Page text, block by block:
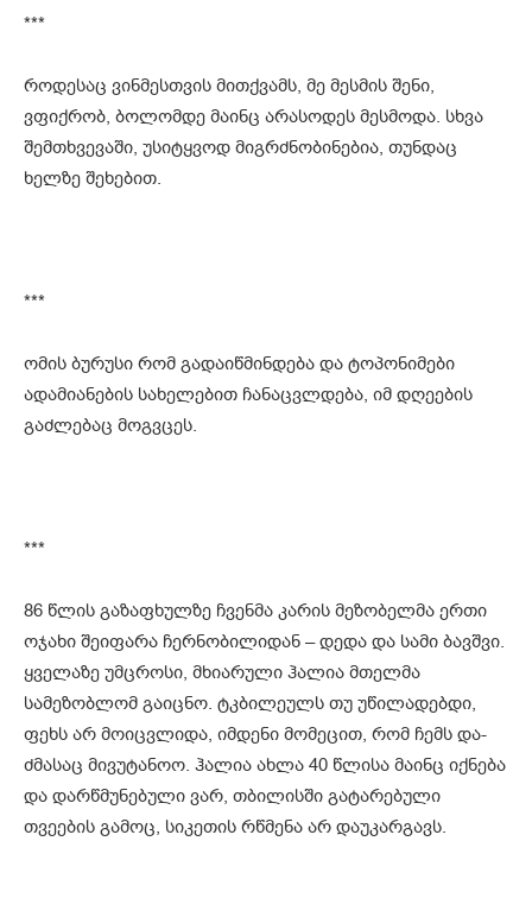
***
როდესაც ვინმესთვის მითქვამს, მე მესმის შენი,
ვფიქრობ, ბოლომდე მაინც არასოდეს მესმოდა. სხვა
შემთხვევაში, უსიტყვოდ მიგრძნობინებია, თუნდაც
ხელზე შეხებით.
***
ომის ბურუსი რომ გადაიწმინდება და ტოპონიმები
ადამიანების სახელებით ჩანაცვლდება, იმ დღეების
გაძლებაც მოგვცეს.
***
86 წლის გაზაფხულზე ჩვენმა კარის მეზობელმა ერთი
ოჯახი შეიფარა ჩერნობილიდან – დედა და სამი ბავშვი.
ყველაზე უმცროსი, მხიარული ჰალია მთელმა
სამეზობლომ გაიცნო. ტკბილეულს თუ უწილადებდი,
ფეხს არ მოიცვლიდა, იმდენი მომეცით, რომ ჩემს და-
ძმასაც მივუტანოო. ჰალია ახლა 40 წლისა მაინც იქნება
და დარწმუნებული ვარ, თბილისში გატარებული
თვეების გამოც, სიკეთის რწმენა არ დაუკარგავს.